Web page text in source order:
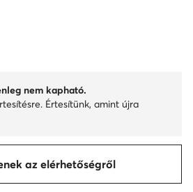
nem kapható.
Értesítünk, amint újra
az elérhetőségről